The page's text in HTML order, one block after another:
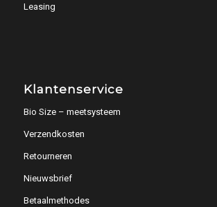
Leasing
Klantenservice
Bio Size – meetsysteem
Verzendkosten
Retourneren
Nieuwsbrief
Betaalmethodes